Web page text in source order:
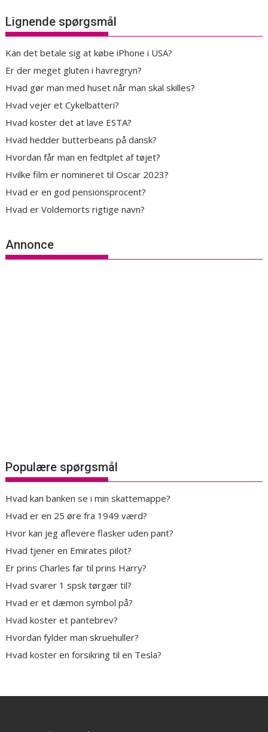
Lignende spørgsmål
Kan det betale sig at købe iPhone i USA?
Er der meget gluten i havregryn?
Hvad gør man med huset når man skal skilles?
Hvad vejer et Cykelbatteri?
Hvad koster det at lave ESTA?
Hvad hedder butterbeans på dansk?
Hvordan får man en fedtplet af tøjet?
Hvilke film er nomineret til Oscar 2023?
Hvad er en god pensionsprocent?
Hvad er Voldemorts rigtige navn?
Annonce
Populære spørgsmål
Hvad kan banken se i min skattemappe?
Hvad er en 25 øre fra 1949 værd?
Hvor kan jeg aflevere flasker uden pant?
Hvad tjener en Emirates pilot?
Er prins Charles far til prins Harry?
Hvad svarer 1 spsk tørgær til?
Hvad er et dæmon symbol på?
Hvad koster et pantebrev?
Hvordan fylder man skruehuller?
Hvad koster en forsikring til en Tesla?